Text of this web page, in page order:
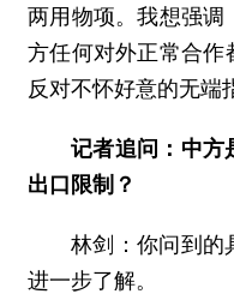
两用物项。我想强调
方任何对外正常合作
反对不怀好意的无端
记者追问：中方
出口限制？
林剑：你问到的
进一步了解。